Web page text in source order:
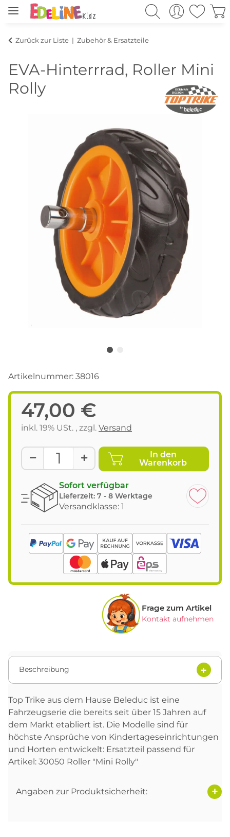
Zurück zur Liste Zubehör & Ersatzteile
EVA-Hinterrrad, Roller Mini
Rolly
Artikelnummer: 38016
47,00 €
inkl. 19% USt. , zzgl. Versand
In den
Warenkorb
Sofort verfügbar
Lieferzeit: 7 - 8 Werktage
Versandklasse: 1
Frage zum Artikel
Kontakt aufnehmen
Beschreibung
Top Trike aus dem Hause Beleduc ist eine
Fahrzeugserie die bereits seit über 15 Jahren auf
dem Markt etabliert ist. Die Modelle sind für
höchste Ansprüche von Kindertageseinrichtungen
und Horten entwickelt: Ersatzteil passend für
Artikel: 30050 Roller "Mini Rolly"
Angaben zur Produktsicherheit: